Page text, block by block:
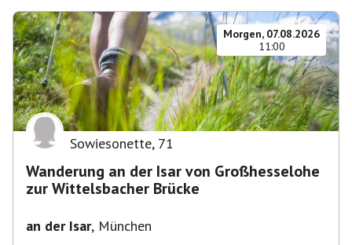
Morgen, 07.08.2026
11:00
Sowiesonette, 71
Wanderung an der Isar von Großhesselohe
zur Wittelsbacher Brücke
an der Isar, München